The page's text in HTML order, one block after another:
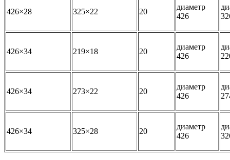
426×28 325×22 20
диаметр
426
426×34 219×18 20
диаметр
426
426×34 273×22 20
диаметр
426
426×34 325×28 20
диаметр
426